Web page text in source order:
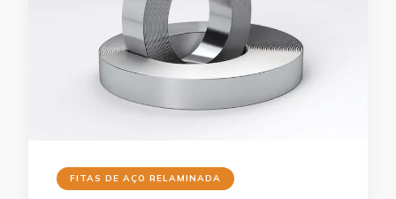
FITAS DE AÇO RELAMINADA